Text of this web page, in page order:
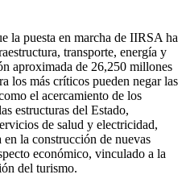
la puesta en marcha de IIRSA ha
transporte, energía y
aproximada de 26,250 millones
los más críticos pueden negar las
el acercamiento de los
estructuras del Estado,
de salud y electricidad,
la construcción de nuevas
económico, vinculado a la
del turismo.